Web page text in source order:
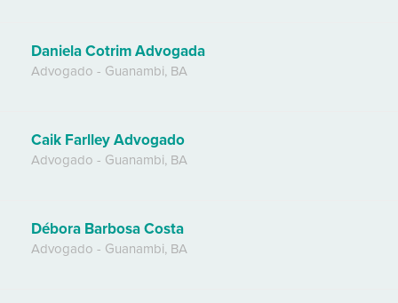
Daniela Cotrim Advogada
Advogado - Guanambi, BA
Caik Farlley Advogado
Advogado - Guanambi, BA
Débora Barbosa Costa
Advogado - Guanambi, BA